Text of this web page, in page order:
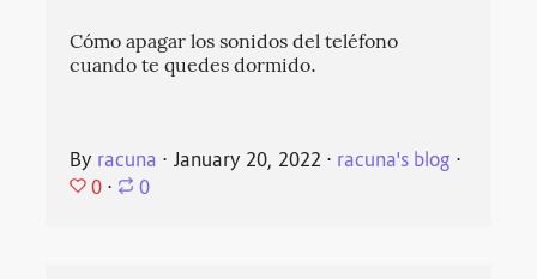
Cómo apagar los sonidos del teléfono
cuando te quedes dormido.
By racuna ⋅ January 20, 2022 ⋅ racuna's blog ⋅
0 ⋅ 0